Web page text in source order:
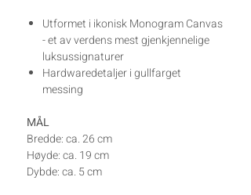
Utformet i ikonisk Monogram Canvas
- et av verdens mest gjenkjennelige
luksussignaturer
Hardwaredetaljer i gullfarget
messing
MÅL
Bredde: ca. 26 cm
Høyde: ca. 19 cm
Dybde: ca. 5 cm